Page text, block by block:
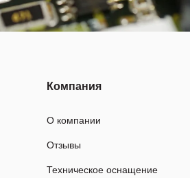
Компания
О компании
Отзывы
Техническое оснащение